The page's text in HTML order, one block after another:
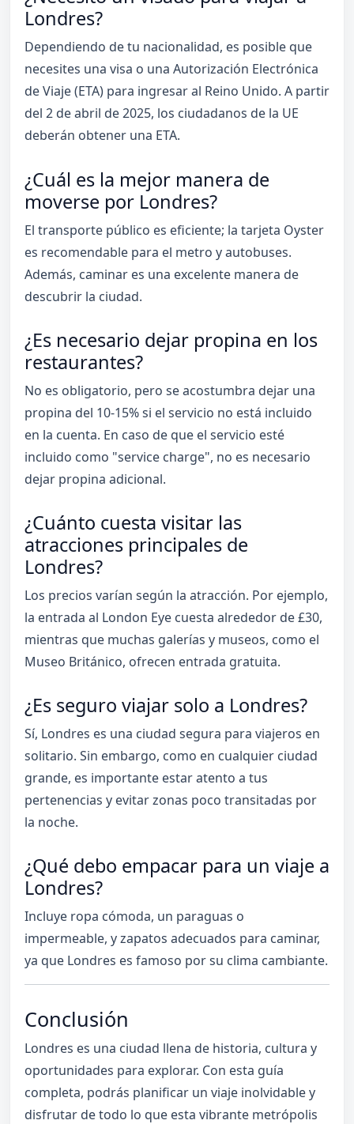
Londres?
Dependiendo de tu nacionalidad, es posible que
necesites una visa o una Autorización Electrónica
de Viaje (ETA) para ingresar al Reino Unido. A partir
del 2 de abril de 2025, los ciudadanos de la UE
deberán obtener una ETA.
¿Cuál es la mejor manera de
moverse por Londres?
El transporte público es eficiente; la tarjeta Oyster
es recomendable para el metro y autobuses.
Además, caminar es una excelente manera de
descubrir la ciudad.
¿Es necesario dejar propina en los
restaurantes?
No es obligatorio, pero se acostumbra dejar una
propina del 10-15% si el servicio no está incluido
en la cuenta. En caso de que el servicio esté
incluido como "service charge", no es necesario
dejar propina adicional.
¿Cuánto cuesta visitar las
atracciones principales de
Londres?
Los precios varían según la atracción. Por ejemplo,
la entrada al London Eye cuesta alrededor de £30,
mientras que muchas galerías y museos, como el
Museo Británico, ofrecen entrada gratuita.
¿Es seguro viajar solo a Londres?
Sí, Londres es una ciudad segura para viajeros en
solitario. Sin embargo, como en cualquier ciudad
grande, es importante estar atento a tus
pertenencias y evitar zonas poco transitadas por
la noche.
¿Qué debo empacar para un viaje a
Londres?
Incluye ropa cómoda, un paraguas o
impermeable, y zapatos adecuados para caminar,
ya que Londres es famoso por su clima cambiante.
Conclusión
Londres es una ciudad llena de historia, cultura y
oportunidades para explorar. Con esta guía
completa, podrás planificar un viaje inolvidable y
disfrutar de todo lo que esta vibrante metrópolis